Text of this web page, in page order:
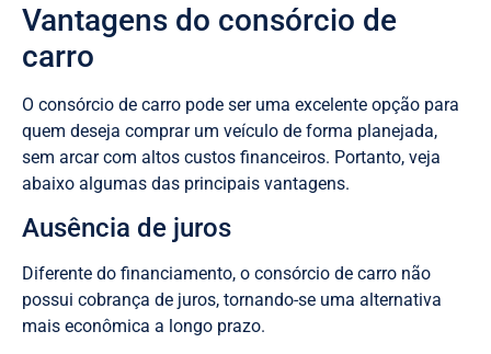
Vantagens do consórcio de
carro
O consórcio de carro pode ser uma excelente opção para
quem deseja comprar um veículo de forma planejada,
sem arcar com altos custos financeiros. Portanto, veja
abaixo algumas das principais vantagens.
Ausência de juros
Diferente do financiamento, o consórcio de carro não
possui cobrança de juros, tornando-se uma alternativa
mais econômica a longo prazo.